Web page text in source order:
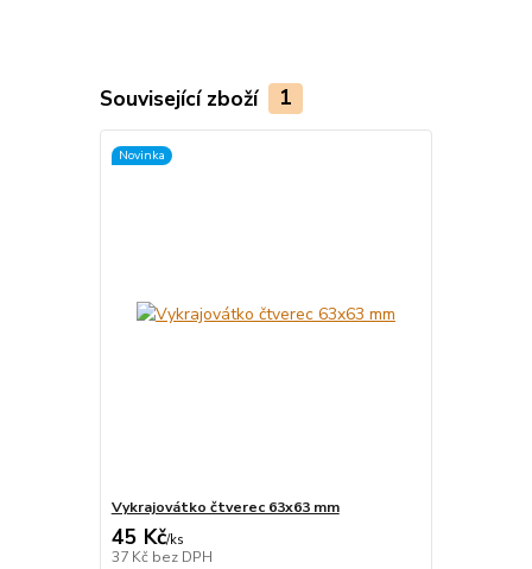
Související zboží 1
Novinka
Vykrajovátko čtverec 63x63 mm
45 Kč/ks
37 Kč bez DPH